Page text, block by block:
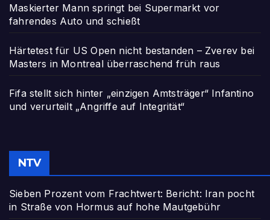
Maskierter Mann springt bei Supermarkt vor
fahrendes Auto und schießt
Härtetest für US Open nicht bestanden – Zverev bei
Masters in Montreal überraschend früh raus
Fifa stellt sich hinter „einzigen Amtsträger“ Infantino
und verurteilt „Angriffe auf Integrität“
NTV
Sieben Prozent vom Frachtwert: Bericht: Iran pocht
in Straße von Hormus auf hohe Mautgebühr